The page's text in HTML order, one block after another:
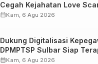
Cegah Kejahatan Love
calendar_monthKam, 6 Agu 2026
Dukung Digitalisasi
DPMPTSP Sulbar Siap
Aplikasi FLEKSI ASN
calendar_monthKam, 6 Agu 2026